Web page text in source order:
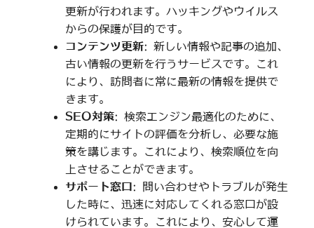
更新が行われます。ハッキングやウイルス
からの保護が目的です。
コンテンツ更新: 新しい情報や記事の追加、
古い情報の更新を行うサービスです。これ
により、訪問者に常に最新の情報を提供で
きます。
SEO対策: 検索エンジン最適化のために、
定期的にサイトの評価を分析し、必要な施
策を講じます。これにより、検索順位を向
上させることができます。
サポート窓口 : 問い合わせやトラブルが発生
した時に、迅速に対応してくれる窓口が設
けられています。これにより、安心して運